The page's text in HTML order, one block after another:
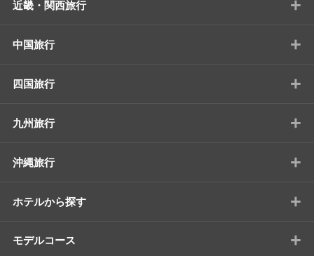
近畿・関西旅行 +
中国旅行 +
四国旅行 +
九州旅行 +
沖縄旅行 +
ホテルから探す +
モデルコース +